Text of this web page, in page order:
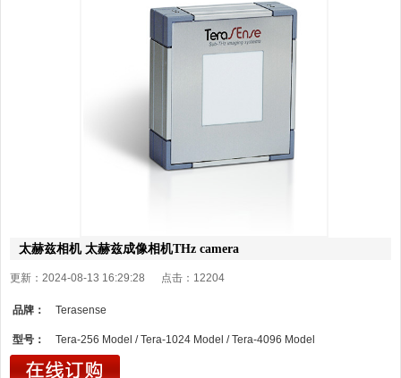
太赫兹相机 太赫兹成像相机THz camera
更新：2024-08-13 16:29:28 点击： 12204
品牌： Terasense
型号： Tera-256 Model / Tera-1024 Model / Tera-4096 Model